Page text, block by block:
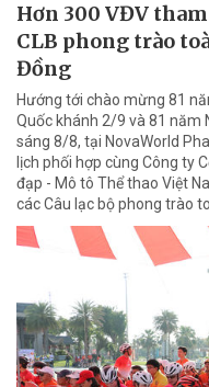
Hơn 300 VĐV tham
CLB phong trào
Đồng
Hướng tới chào mừng 81
Quốc khánh 2/9 và 81 năm
sáng 8/8, tại NovaWorld
lịch phối hợp cùng Công ty
đạp - Mô tô Thể thao Việt
các Câu lạc bộ phong trào